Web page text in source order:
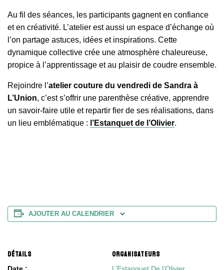
Au fil des séances, les participants gagnent en confiance
et en créativité. L’atelier est aussi un espace d’échange où
l’on partage astuces, idées et inspirations. Cette
dynamique collective crée une atmosphère chaleureuse,
propice à l’apprentissage et au plaisir de coudre ensemble.
Rejoindre l’atelier couture du vendredi de Sandra à
L’Union, c’est s’offrir une parenthèse créative, apprendre
un savoir-faire utile et repartir fier de ses réalisations, dans
un lieu emblématique : l’Estanquet de l’Olivier.
AJOUTER AU CALENDRIER
DÉTAILS ORGANISATEURS